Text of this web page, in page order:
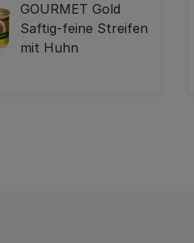
GOURMET Gold
Saftig-feine Streifen
mit Huhn